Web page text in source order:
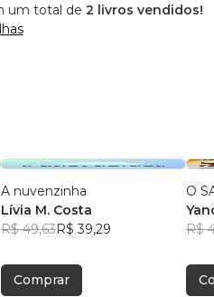
um total de 2 livros vendidos!
A nuvenzinha
Lívia M. Costa
R$ 49,63R$ 39,29
Comprar
O
R$